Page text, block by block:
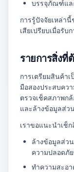
บรรจุภัณฑ์แล
การรู้ปัจจัยเหล่า
เสียเปรียบเมื่อรับ
รายการสิ่งที่
การเตรียมสินค้า
มือสองประสบคว
ตรวจเช็คสภาพก
และล้างข้อมูลส่ว
เราขอแนะนำเช็
ล้างข้อมูลส่ว
ความปลอดภั
ทำความสะอ